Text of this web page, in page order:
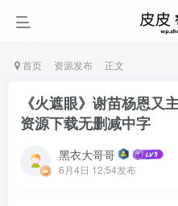
首页 资源发布 正文
《火遮眼》谢苗杨恩又
资源下载无删减中字
黑衣大哥哥
6月4日 12:54发布